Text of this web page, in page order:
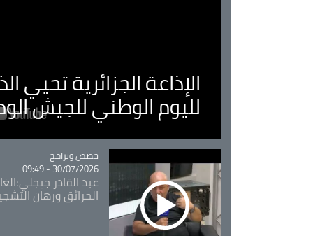
الإذاعة الجزائرية تحيي
لليوم الوطني للجيش
Catégorie
حصص وبرامج
30/07/2026 - 09:49
عبد القادر
الحرائق ورهان